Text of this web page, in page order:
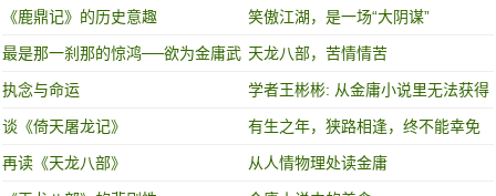
八部》
《鹿鼎记》的历史意趣 笑傲江湖，是一场“大阴谋”
最是那一刹那的惊鸿──欲为金庸武
学论之塞万提斯
天龙八部，苦情情苦
执念与命运
学者王彬彬: 从金庸小说里无法获得
现代公民意识
谈《倚天屠龙记》 有生之年，狭路相逢，终不能幸免
再读《天龙八部》 从人情物理处读金庸